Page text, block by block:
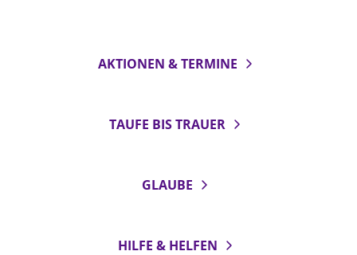
AKTIONEN & TERMINE
TAUFE BIS TRAUER
GLAUBE
HILFE & HELFEN